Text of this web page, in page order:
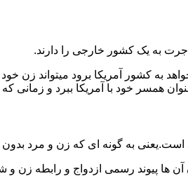
به یک کشور خارجی را دارند.
به کشور آمریکا برود میتواند
همسر خود با آمریکا ببرد و
به گونه ای که زن و مرد
آن ها پیوند رسمی ازدواج و رابطه زن